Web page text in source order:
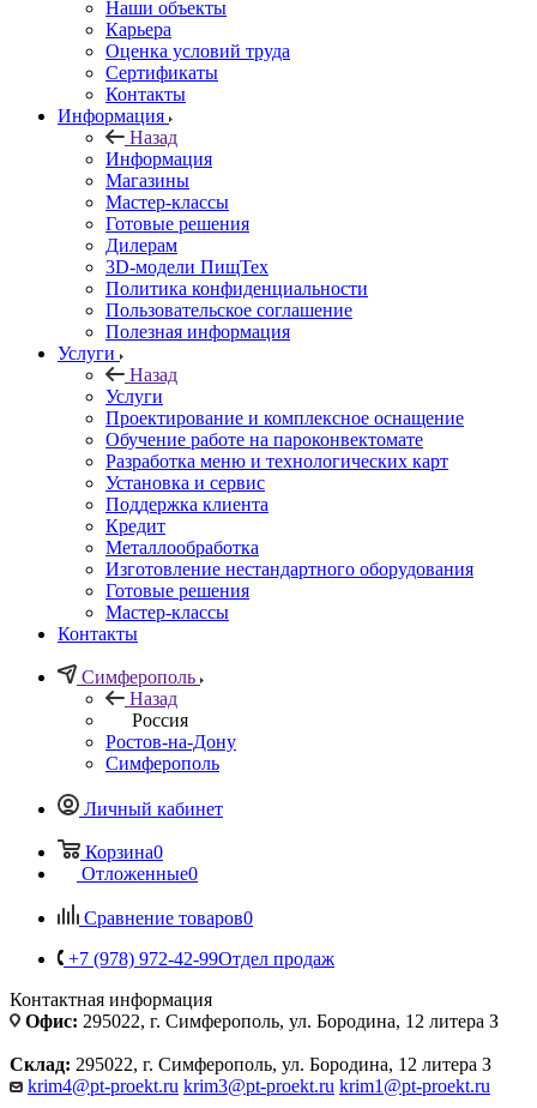
Наши объекты
Карьера
Оценка условий труда
Сертификаты
Контакты
Информация
Назад
Информация
Магазины
Мастер-классы
Готовые решения
Дилерам
3D-модели ПищТех
Политика конфиденциальности
Пользовательское соглашение
Полезная информация
Услуги
Назад
Услуги
Проектирование и комплексное оснащение
Обучение работе на пароконвектомате
Разработка меню и технологических карт
Установка и сервис
Поддержка клиента
Кредит
Металлообработка
Изготовление нестандартного оборудования
Готовые решения
Мастер-классы
Контакты
Симферополь
Назад
Россия
Ростов-на-Дону
Симферополь
Личный кабинет
Корзина0
Отложенные0
Сравнение товаров0
+7 (978) 972-42-99Отдел продаж
Контактная информация
Офис: 295022, г. Симферополь, ул. Бородина, 12 литера З
Склад: 295022, г. Симферополь, ул. Бородина, 12 литера З
krim4@pt-proekt.ru krim3@pt-proekt.ru krim1@pt-proekt.ru